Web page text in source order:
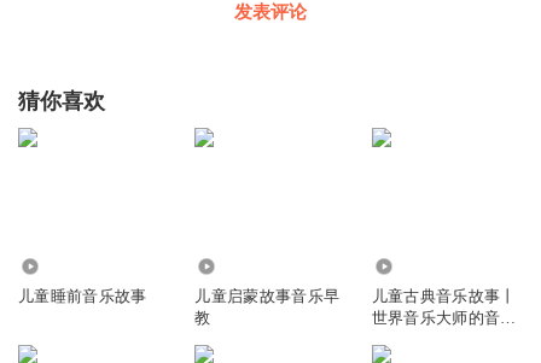
发表评论
猜你喜欢
儿童睡前音乐故事
儿童启蒙故事音乐早
教
儿童古典音乐故事丨
世界音乐大师的音乐